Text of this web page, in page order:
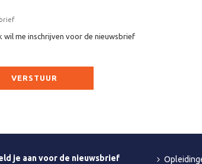
wil me inschrijven voor de nieuwsbrief
je aan voor de nieuwsbrief